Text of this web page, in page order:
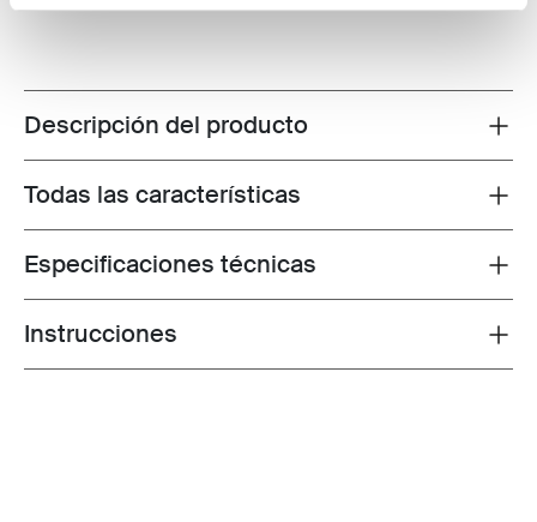
Toggle overview
Descripción del producto
Toggle features
Todas las características
Toggle techspec
Especificaciones técnicas
Toggle guides and instructions
Instrucciones